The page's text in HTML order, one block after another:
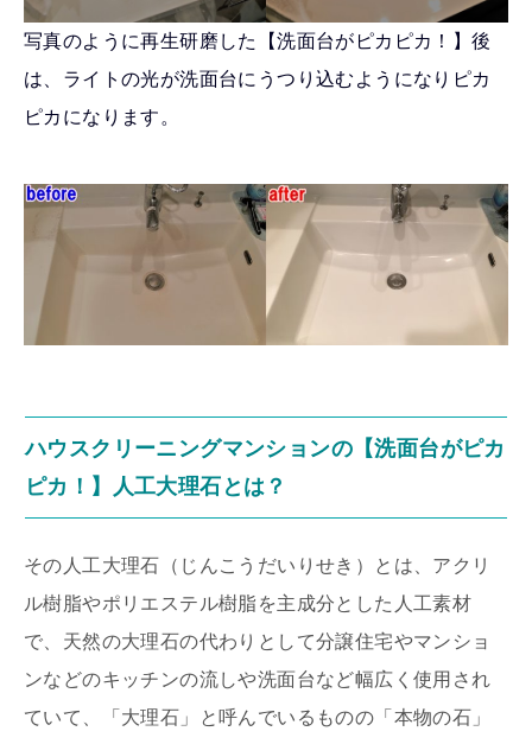
写真のように再生研磨した【洗面台がピカピカ！】後
は、ライトの光が洗面台にうつり込むようになりピカ
ピカになります。
ハウスクリーニングマンションの【洗面台がピカ
ピカ！】人工大理石とは？
その人工大理石（じんこうだいりせき）とは、アクリ
ル樹脂やポリエステル樹脂を主成分とした人工素材
で、天然の大理石の代わりとして分譲住宅やマンショ
ンなどのキッチンの流しや洗面台など幅広く使用され
ていて、「大理石」と呼んでいるものの「本物の石」